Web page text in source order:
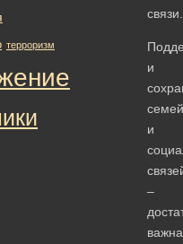
связи.
и
и
–
терроризм